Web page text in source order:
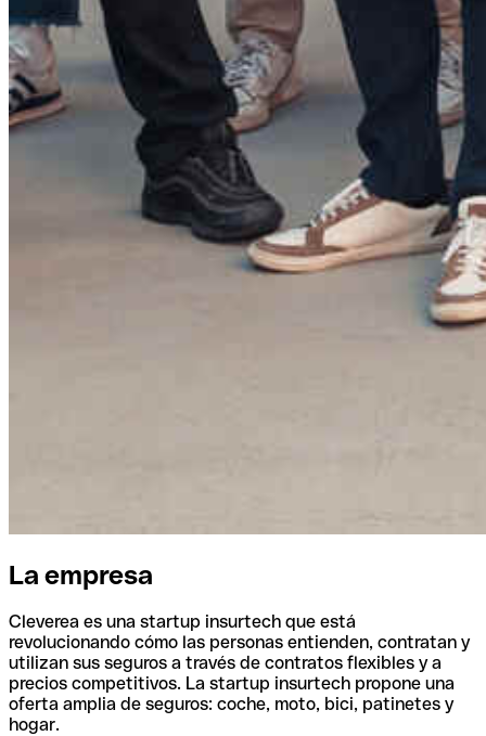
La empresa
Cleverea es una startup insurtech que está
revolucionando cómo las personas entienden, contratan y
utilizan sus seguros a través de contratos flexibles y a
precios competitivos. La startup insurtech propone una
oferta amplia de seguros: coche, moto, bici, patinetes y
hogar.